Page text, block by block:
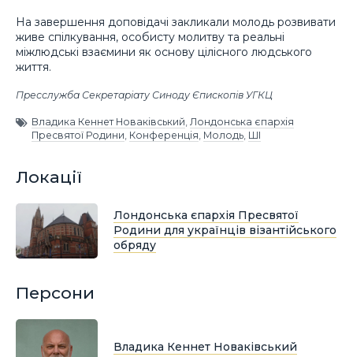
На завершення доповідачі закликали молодь розвивати
живе спілкування, особисту молитву та реальні
міжлюдські взаємини як основу цілісного людського
життя.
Пресслужба Секретаріату Синоду Єпископів УГКЦ
Владика Кеннет Новаківський, Лондонська єпархія
Пресвятої Родини, Конференція, Молодь, ШІ
Локації
Лондонська єпархія Пресвятої
Родини для українців візантійського
обряду
Персони
Владика Кеннет Новаківський